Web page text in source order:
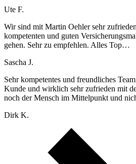
Ute F.
Wir sind mit Martin Oehler sehr
kompetenten und guten
gehen. Sehr zu empfehlen. Alles Top…
Sascha J.
Sehr kompetentes und freundliches
Kunde und wirklich sehr zufrieden mit
noch der Mensch im Mittelpunkt und
Dirk K.